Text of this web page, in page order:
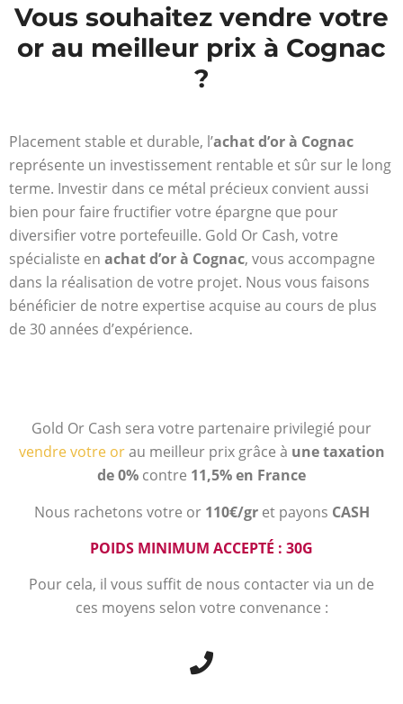
Vous souhaitez vendre votre
or au meilleur prix à Cognac
?
Placement stable et durable, l’achat d’or à Cognac
représente un investissement rentable et sûr sur le long
terme. Investir dans ce métal précieux convient aussi
bien pour faire fructifier votre épargne que pour
diversifier votre portefeuille. Gold Or Cash, votre
spécialiste en achat d’or à Cognac, vous accompagne
dans la réalisation de votre projet. Nous vous faisons
bénéficier de notre expertise acquise au cours de plus
de 30 années d’expérience.
Gold Or Cash sera votre partenaire privilegié pour
vendre votre orau meilleur prix grâce à une taxation
de 0% contre 11,5% en France
Nous rachetons votre or 110€/gr et payons CASH
POIDS MINIMUM ACCEPTÉ : 30G
Pour cela, il vous suffit de nous contacter via un de
ces moyens selon votre convenance :